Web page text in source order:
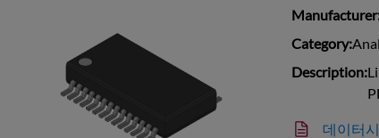
Category:
Description:
데이터